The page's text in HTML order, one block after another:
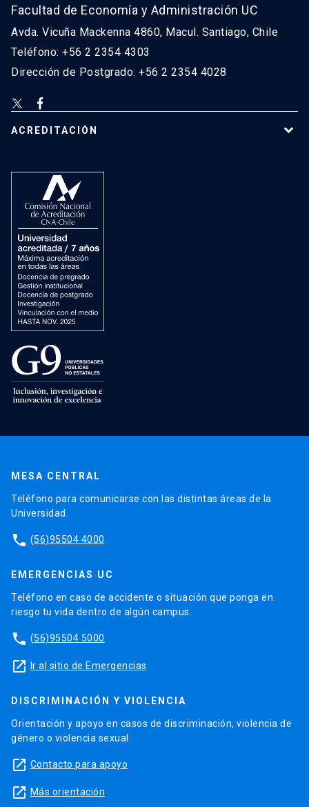
Facultad de Economía y Administración UC
Avda. Vicuña Mackenna 4860, Macul. Santiago, Chile
Teléfono: +56 2 2354 4303
Dirección de Postgrado: +56 2 2354 4028
ACREDITACIÓN
MESA CENTRAL
Teléfono para comunicarse con las distintas áreas de la
Universidad.
phone (56)95504 4000
EMERGENCIAS UC
Teléfono en caso de accidente o situación que ponga en
riesgo tu vida dentro de algún campus.
phone (56)95504 5000
launch Ir al sitio de Emergencias
DISCRIMINACIÓN Y VIOLENCIA
Orientación y apoyo en casos de discriminación, violencia de
género o violencia sexual.
launch Contacto para apoyo
launch Más orientación